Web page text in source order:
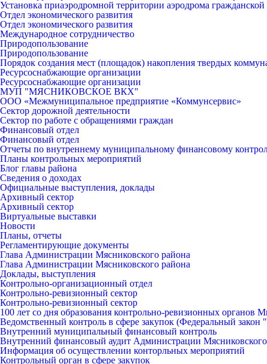
Установка приаэродромной территории аэродрома
Отдел экономического развития
Отдел экономического развития
Международное сотрудничество
Природопользование
Природопользование
Порядок создания мест (площадок) накопления твердых
Ресурсоснабжающие организации
Ресурсоснабжающие организации
МУП "МЯСНИКОВСКОЕ ВКХ"
ООО «Межмуниципальное предприятие «Коммунсервис»
Сектор дорожной деятельности
Сектор по работе с обращениями граждан
Финансовый отдел
Финансовый отдел
Отчеты по внутреннему муниципальному финансовому
Планы контрольных мероприятий
Блог главы района
Сведения о доходах
Официальные выступления, доклады
Архивный сектор
Архивный сектор
Виртуальные выставки
Новости
Планы, отчеты
Регламентирующие документы
Глава Администрации Мясниковского района
Глава Администрации Мясниковского района
Доклады, выступления
Контрольно-организационный отдел
Контрольно-ревизионный сектор
Контрольно-ревизионный сектор
100 лет со дня образования контрольно-ревизионных органов
Ведомственный контроль в сфере закупок (Федеральный
Внутренний муниципальный финансовый контроль
Внутренний финансовый аудит Администрации
Информация об осуществлении конторльных мероприятий
Контрольный орган в сфере закупок